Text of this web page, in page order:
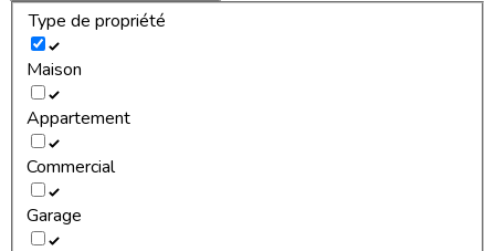
Type de propriété
Maison
Appartement
Commercial
Garage